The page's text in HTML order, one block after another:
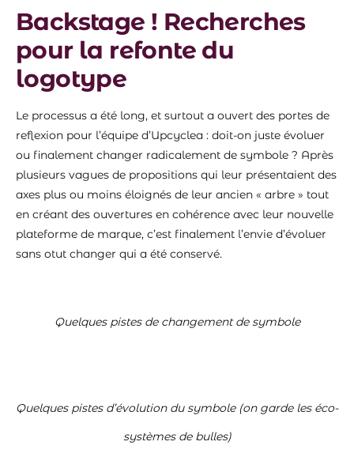
Backstage ! Recherches
pour la refonte du
logotype
Le processus a été long, et surtout a ouvert des portes de
reflexion pour l’équipe d’Upcyclea : doit-on juste évoluer
ou finalement changer radicalement de symbole ? Après
plusieurs vagues de propositions qui leur présentaient des
axes plus ou moins éloignés de leur ancien « arbre » tout
en créant des ouvertures en cohérence avec leur nouvelle
plateforme de marque, c’est finalement l’envie d’évoluer
sans otut changer qui a été conservé.
Quelques pistes de changement de symbole
Quelques pistes d’évolution du symbole (on garde les éco-
systèmes de bulles)